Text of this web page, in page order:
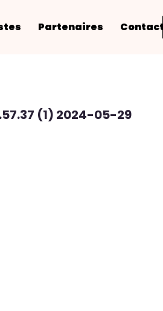
Partenaires Contact
(1) 2024-05-29